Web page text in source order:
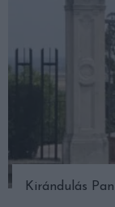
Kirándulás